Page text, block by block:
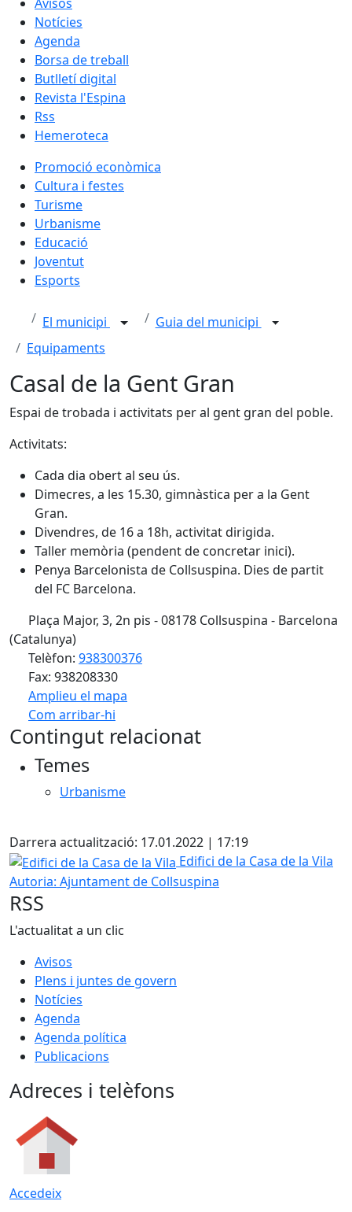
Notícies
Agenda
Borsa de treball
Butlletí digital
Revista l'Espina
Rss
Hemeroteca
Promoció econòmica
Cultura i festes
Turisme
Urbanisme
Educació
Joventut
Esports
El municipi
Guia del municipi
Equipaments
Casal de la Gent Gran
Espai de trobada i activitats per al gent gran del poble.
Activitats:
Cada dia obert al seu ús.
Dimecres, a les 15.30, gimnàstica per a la Gent
Gran.
Divendres, de 16 a 18h, activitat dirigida.
Taller memòria (pendent de concretar inici).
Penya Barcelonista de Collsuspina. Dies de partit
del FC Barcelona.
Plaça Major, 3, 2n pis - 08178 Collsuspina - Barcelona
(Catalunya)
Telèfon: 938300376
Fax: 938208330
Amplieu el mapa
Com arribar-hi
+
Contingut relacionat
Temes
Urbanisme
Darrera actualització: 17.01.2022 | 17:19
Edifici de la Casa de la Vila
Edifici de la Casa de la Vila
Autoria: Ajuntament de Collsuspina
RSS
L'actualitat a un clic
Avisos
Plens i juntes de govern
Notícies
Agenda
Agenda política
Publicacions
Adreces i telèfons
Accedeix